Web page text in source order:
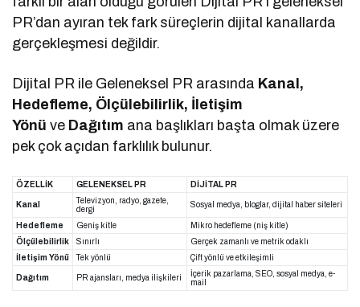
PR’dan ayıran tek fark süreçlerin dijital kanallarda
gerçekleşmesi değildir.
Dijital PR ile Geleneksel PR arasında Kanal,
Hedefleme, Ölçülebilirlik, İletişim
Yönüve Dağıtım ana başlıkları başta olmak üzere
pek çok açıdan farklılık bulunur.
ÖZELLİK GELENEKSEL PR DİJİTAL PR
Kanal
Televizyon, radyo, gazete,
dergi
Sosyal medya, bloglar, dijital haber siteleri
Hedefleme Geniş kitle
Mikro hedefleme (niş kitle)
Ölçülebilirlik
Sınırlı
Gerçek zamanlı ve metrik odaklı
İletişim Yönü
Tek yönlü Çift yönlü ve etkileşimli
Dağıtım PR ajansları, medya ilişkileri
İçerik pazarlama, SEO, sosyal medya, e-
mail